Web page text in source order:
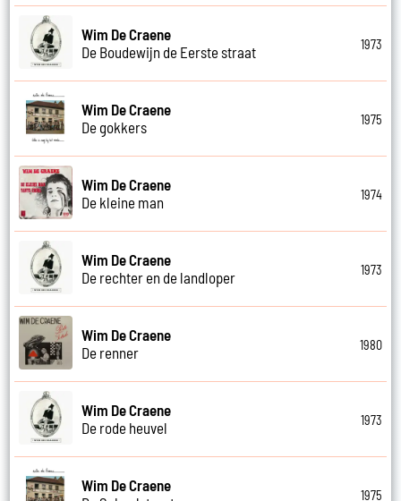
Wim De Craene
De Boudewijn de Eerste straat
1973
Wim De Craene
De gokkers
1975
Wim De Craene
De kleine man
1974
Wim De Craene
De rechter en de landloper
1973
Wim De Craene
De renner
1980
Wim De Craene
De rode heuvel
1973
Wim De Craene
1975